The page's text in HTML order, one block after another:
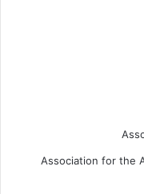
Association for the